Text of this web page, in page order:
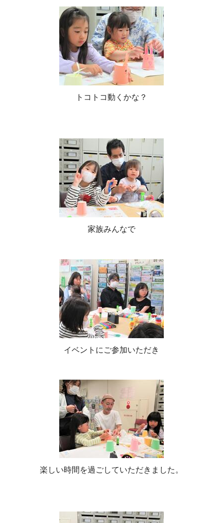
トコトコ動くかな？
家族みんなで
イベントにご参加いただき
楽しい時間を過ごしていただきました。